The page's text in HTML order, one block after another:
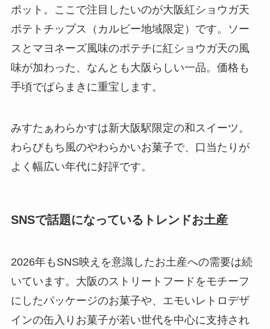
ポット。ここで注目したいのが大阪紅ショウガ天
ポテトチップス（カルビー地域限定）です。ソー
スとマヨネーズ風味のポテチに紅ショウガ天の風
味が加わった、なんとも大阪らしい一品。価格も
手頃でばらまきに重宝します。
みすたぁわらかすは新大阪駅限定の和スイーツ。
わらびもち風のやわらかいお菓子で、口当たりが
よく幅広い年代に好評です。
SNSで話題になっているトレンドお土産
2026年もSNS映えを意識したお土産への需要は続
いています。大阪のストリートフードをモチーフ
にしたパッケージのお菓子や、エモいレトロデザ
インの缶入りお菓子が若い世代を中心に支持され